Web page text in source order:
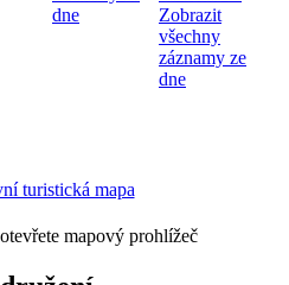
dne
Zobrazit
všechny
záznamy ze
dne
mapový prohlížeč